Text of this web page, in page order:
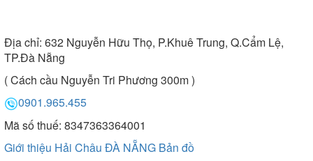
Địa chỉ: 632 Nguyễn Hữu Thọ, P.Khuê Trung, Q.Cẩm Lệ,
TP.Đà Nẵng
( Cách cầu Nguyễn Tri Phương 300m )
0901.965.455
Mã số thuế: 8347363364001
Giới thiệu Hải Châu ĐÀ NẴNG Bản đồ